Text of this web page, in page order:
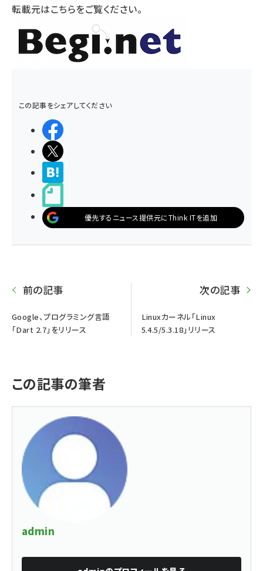
転載元はこちらをご覧ください。
この記事をシェアしてください
優先するニュース提供元にThink ITを追加
前の記事
Google、プログラミング言語
「Dart 2.7」をリリース
次の記事
Linuxカーネル「Linux
5.4.5/5.3.18」リリース
この記事の筆者
admin